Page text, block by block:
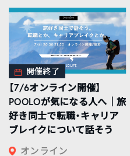
開催終了
【7/6オンライン開催】
POOLOが気になる人へ｜旅
好き同士で転職・キャリア
ブレイクについて話そう
オンライン